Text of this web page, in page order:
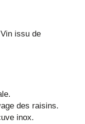
issu de
des raisins.
inox.